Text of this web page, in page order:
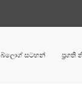
බ්ලොග් සටහන් ප්‍රගති